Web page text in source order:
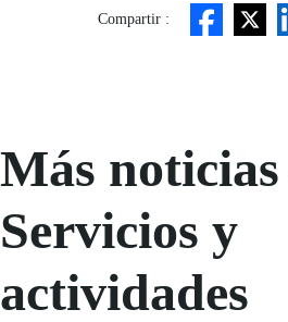
Compartir :
Más noticias
Servicios y
actividades